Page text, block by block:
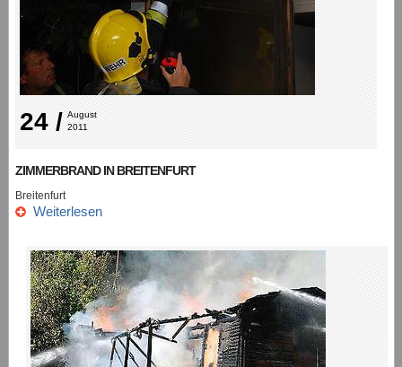
24 / August
2011
ZIMMERBRAND IN BREITENFURT
Breitenfurt
Weiterlesen